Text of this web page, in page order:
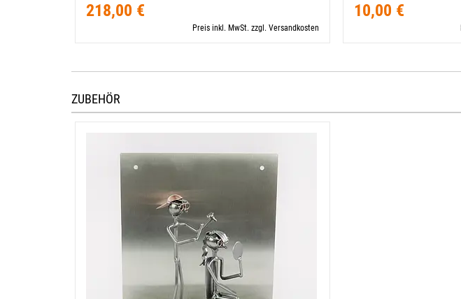
218,00 €
Preis inkl. MwSt. zzgl. Versandkosten
10,00 €
ZUBEHÖR